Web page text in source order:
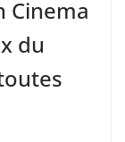
Cinema
du